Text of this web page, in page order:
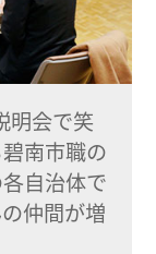
明会で笑
南市職の
自治体で
仲間が増